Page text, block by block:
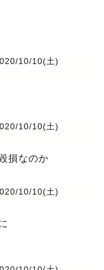
10/10(土)
10/10(土)
損なのか
10/10(土)